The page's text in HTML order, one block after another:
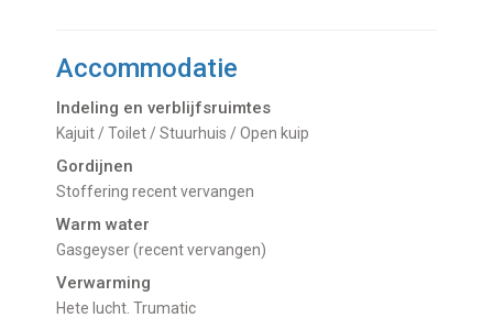
Accommodatie
Indeling en verblijfsruimtes
Kajuit / Toilet / Stuurhuis / Open kuip
Gordijnen
Stoffering recent vervangen
Warm water
Gasgeyser (recent vervangen)
Verwarming
hete lucht. Trumatic